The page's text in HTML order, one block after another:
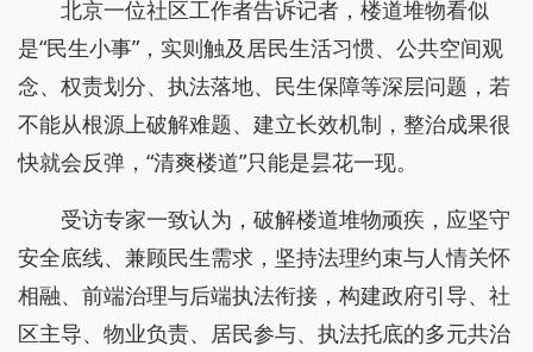
北京一位社区工作者告诉记者，楼道堆物看似
是“民生小事”，实则触及居民生活习惯、公共空间观
念、权责划分、执法落地、民生保障等深层问题，若
不能从根源上破解难题、建立长效机制，整治成果很
快就会反弹，“清爽楼道”只能是昙花一现。
受访专家一致认为，破解楼道堆物顽疾，应坚守
安全底线、兼顾民生需求，坚持法理约束与人情关怀
相融、前端治理与后端执法衔接，构建政府引导、社
区主导、物业负责、居民参与、执法托底的多元共治